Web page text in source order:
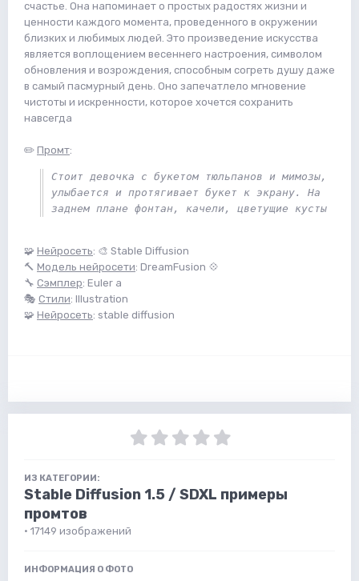
счастье. Она напоминает о простых радостях жизни и
ценности каждого момента, проведенного в окружении
близких и любимых людей. Это произведение искусства
является воплощением весеннего настроения, символом
обновления и возрождения, способным согреть душу даже
в самый пасмурный день. Оно запечатлело мгновение
чистоты и искренности, которое хочется сохранить
навсегда
✏️ Промт:
Стоит девочка с букетом тюльпанов и мимозы,
улыбается и протягивает букет к экрану. На
заднем плане фонтан, качели, цветущие кусты
🧩 Нейросеть: 🎨 Stable Diffusion
🔨 Модель нейросети: DreamFusion 💠
🔧 Сэмплер: Euler a
🎭 Стили: Illustration
🧩 Нейросеть: stable diffusion
ИЗ КАТЕГОРИИ:
Stable Diffusion 1.5 / SDXL примеры
промтов
· 17149 изображений
ИНФОРМАЦИЯ О ФОТО